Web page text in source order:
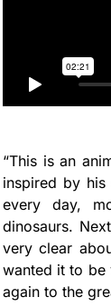
“This is an
inspired by
every day,
dinosaurs.
very clear
wanted it to be
again to the